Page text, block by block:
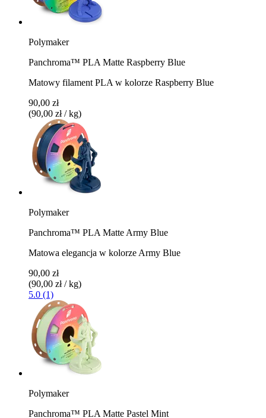
Polymaker
Panchroma™ PLA Matte Raspberry Blue
Matowy filament PLA w kolorze Raspberry Blue
90,00 zł
(90,00 zł / kg)
Polymaker
Panchroma™ PLA Matte Army Blue
Matowa elegancja w kolorze Army Blue
90,00 zł
(90,00 zł / kg)
5.0 (1)
Polymaker
Panchroma™ PLA Matte Pastel Mint